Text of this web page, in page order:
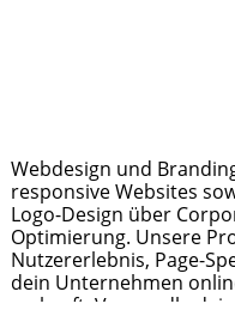
Webdesign und
responsive Websites
Logo-Design über
Optimierung. Unsere
Nutzererlebnis, Page-
dein Unternehmen
verkauft. Verwandle